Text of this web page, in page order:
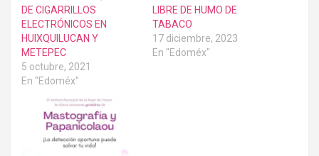
DE CIGARRILLOS
ELECTRÓNICOS EN
HUIXQUILUCAN Y
METEPEC
5 octubre, 2021
En "Edoméx"
LIBRE DE HUMO DE
TABACO
17 diciembre, 2023
En "Edoméx"